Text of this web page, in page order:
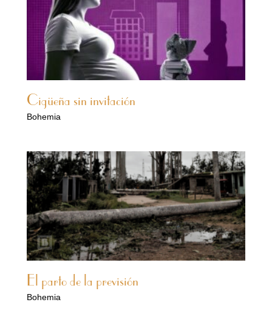
Cigüeña sin invitación
Bohemia
El parto de la previsión
Bohemia